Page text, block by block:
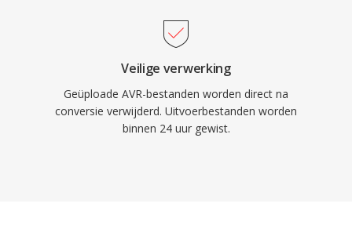
Veilige verwerking
Geüploade AVR-bestanden worden direct na
conversie verwijderd. Uitvoerbestanden worden
binnen 24 uur gewist.